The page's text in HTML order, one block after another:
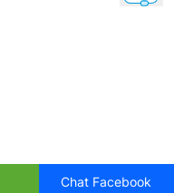
Chat Facebook